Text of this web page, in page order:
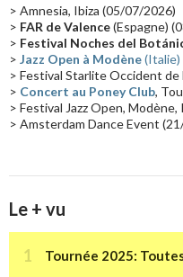
Synthé Roland(15) Belgique
(14)
Tournée 2025(14) 2024(14)
> Amnesia, Ibiza (05/07/2026)
> FAR de Valence(Espagne)
> Festival Noches del
> Jazz Open à Modène(Italie)
> Festival Starlite Occident
> Concert au Poney Club,
> Festival Jazz Open,
> Amsterdam Dance Event
Le + vu